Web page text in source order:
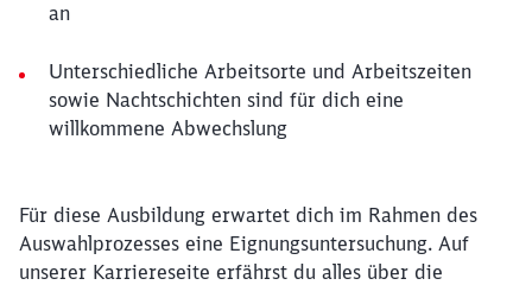
an
Unterschiedliche Arbeitsorte und Arbeitszeiten
sowie Nachtschichten sind für dich eine
willkommene Abwechslung
Für diese Ausbildung erwartet dich im Rahmen des
Auswahlprozesses eine Eignungsuntersuchung. Auf
unserer Karriereseite erfährst du alles über die